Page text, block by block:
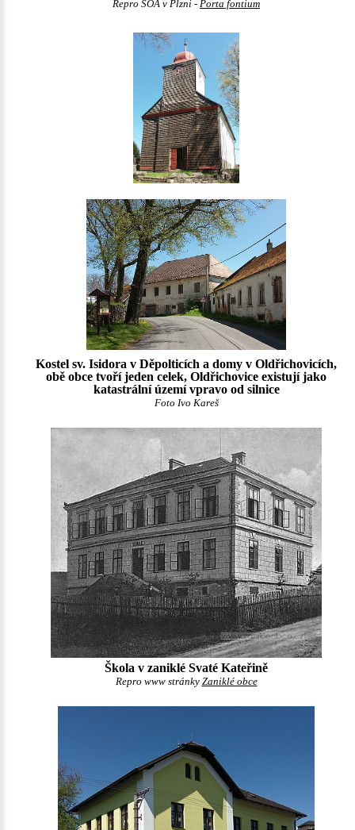
Repro SOA v Plzni - Porta fontium
Kostel sv. Isidora v Děpolticích a domy v Oldřichovicích,
obě obce tvoří jeden celek, Oldřichovice existují jako
katastrální území vpravo od silnice
Foto Ivo Kareš
Škola v zaniklé Svaté Kateřině
Repro www stránky Zaniklé obce